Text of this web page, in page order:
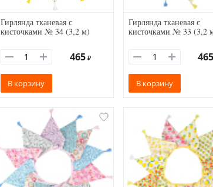
Гирлянда тканевая с
кисточками № 34 (3,2 м)
465 ₽
В корзину
Гирлянда тканевая с
кисточками № 33 (3,2
465
В корзину